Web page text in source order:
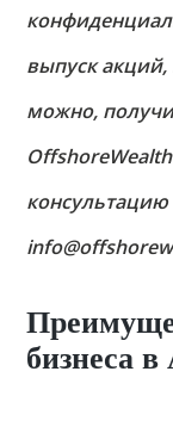
выпуск акций,
можно,
консультацию
бизнеса